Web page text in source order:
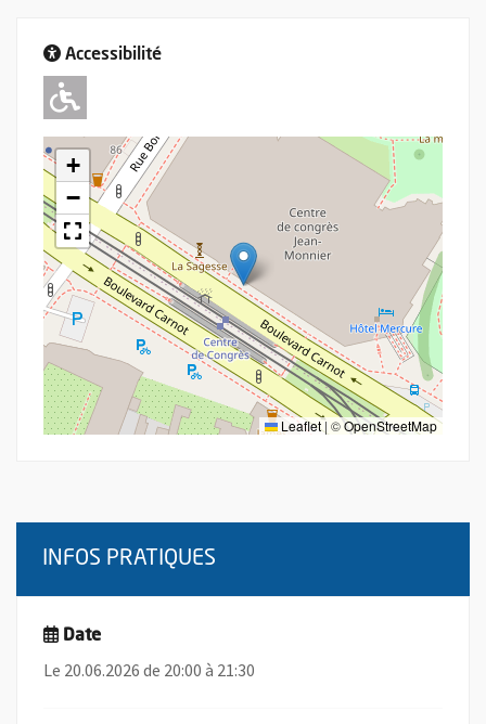
Accessibilité
Adapté pour l'handicap Moteur
+
−
Leaflet| ©OpenStreetMap
INFOS PRATIQUES
Date
Le 20.06.2026 de 20:00 à 21:30